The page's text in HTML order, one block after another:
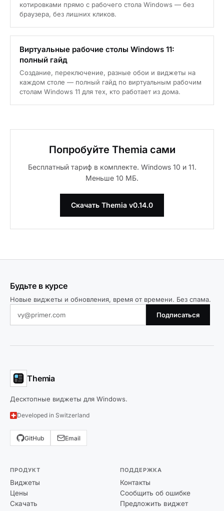
котировками прямо с рабочего стола Windows — без
браузера, без лишних кликов.
Виртуальные рабочие столы Windows 11:
полный гайд
Создание, переключение, разные обои и виджеты на
каждом столе — полный гайд по виртуальным рабочим
столам Windows 11 для тех, кто работает из дома.
Попробуйте Themia сами
Бесплатный тариф в комплекте. Windows 10 и 11.
Меньше 10 МБ.
Скачать Themia v0.14.0
Будьте в курсе
Новые виджеты и обновления, время от времени. Без спама.
Подписаться
Themia
Десктопные виджеты для Windows.
Developed in Switzerland
GitHub Email
ПРОДУКТ
Виджеты
Цены
Скачать
ПОДДЕРЖКА
Контакты
Сообщить об ошибке
Предложить виджет